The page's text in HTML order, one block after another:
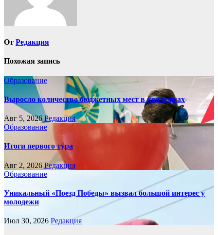
От Редакция
Похожая запись
Образование
Выросло количество бюджетных мест в колледжах
Авг 5, 2026Редакция
Образование
Итоги первого тура
Авг 2, 2026 Редакция
Образование
Уникальный «Поезд Победы» вызвал большой интерес у
молодежи
Июл 30, 2026 Редакция